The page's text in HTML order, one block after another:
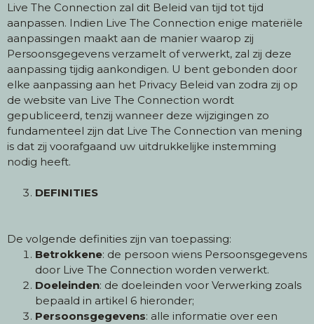
Live The Connection zal dit Beleid van tijd tot tijd
aanpassen. Indien Live The Connection enige materiële
aanpassingen maakt aan de manier waarop zij
Persoonsgegevens verzamelt of verwerkt, zal zij deze
aanpassing tijdig aankondigen. U bent gebonden door
elke aanpassing aan het Privacy Beleid van zodra zij op
de website van Live The Connection wordt
gepubliceerd, tenzij wanneer deze wijzigingen zo
fundamenteel zijn dat Live The Connection van mening
is dat zij voorafgaand uw uitdrukkelijke instemming
nodig heeft.
DEFINITIES
De volgende definities zijn van toepassing:
Betrokkene: de persoon wiens Persoonsgegevens
door Live The Connection worden verwerkt.
Doeleinden: de doeleinden voor Verwerking zoals
bepaald in artikel 6 hieronder;
Persoonsgegevens: alle informatie over een